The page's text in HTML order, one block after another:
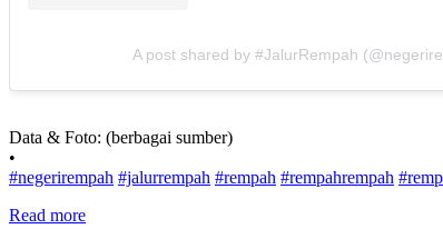
A post shared by #JalurRempah
Data & Foto: (berbagai sumber)
•
#negerirempah #jalurrempah #rempah #rempahrempah
Read more